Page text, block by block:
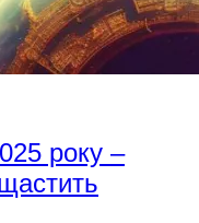
року –